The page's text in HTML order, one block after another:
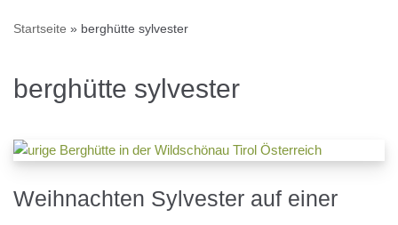
Startseite » berghütte sylvester
berghütte sylvester
Weihnachten Sylvester auf einer